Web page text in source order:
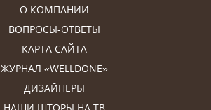
О КОМПАНИИ
ВОПРОСЫ-ОТВЕТЫ
КАРТА САЙТА
ЖУРНАЛ «WELLDONE»
ДИЗАЙНЕРЫ